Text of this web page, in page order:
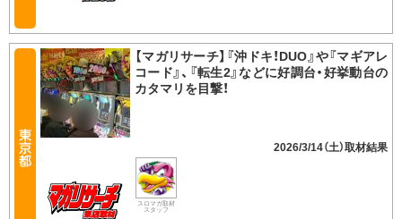
【マガリサーチ】『沖ドキ！DUO』や『マギアレ
コード』、『転生2』などに好調台・好挙動台の
カタマリを目撃！
2026/3/14（土）
スロマガ取材
スタッフ